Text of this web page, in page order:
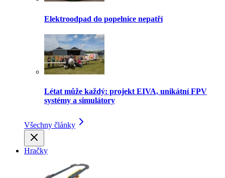
Elektroodpad do popelnice nepatří
Létat může každý: projekt EIVA, unikátní FPV
systémy a simulátory
Všechny články
Hračky